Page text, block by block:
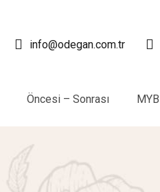
info@odegan.com.tr
Öncesi – Sonrası MYB